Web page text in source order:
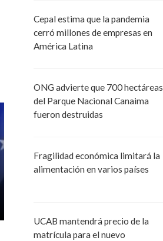
Cepal estima que la pandemia
cerró millones de empresas en
América Latina
ONG advierte que 700 hectáreas
del Parque Nacional Canaima
fueron destruidas
Fragilidad económica limitará la
alimentación en varios países
UCAB mantendrá precio de la
matrícula para el nuevo